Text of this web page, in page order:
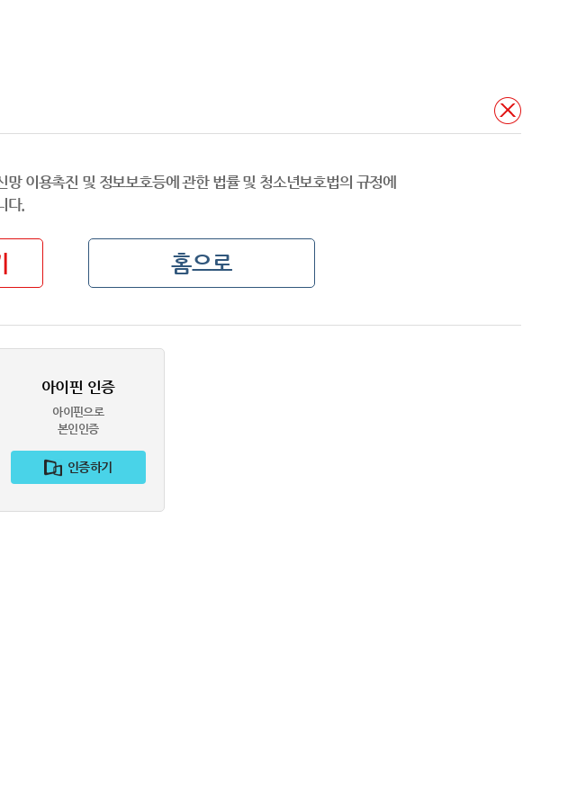
이용촉진 및 정보보호등에 관한 법률 및 청소년보호법의 규정에
다.
홈으로
아이핀 인증
아이핀으로
본인인증
인증하기